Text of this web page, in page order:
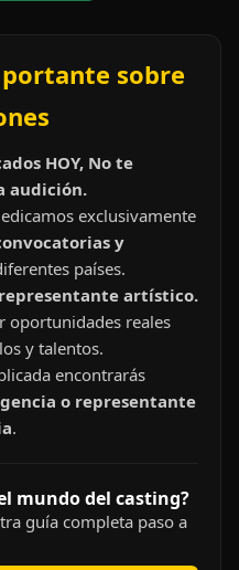
sobre
HOY, No te
audición.
exclusivamente
y
países.
artístico.
oportunidades reales
y talentos.
encontrarás
o representante
.
mundo del casting?
guía completa paso a